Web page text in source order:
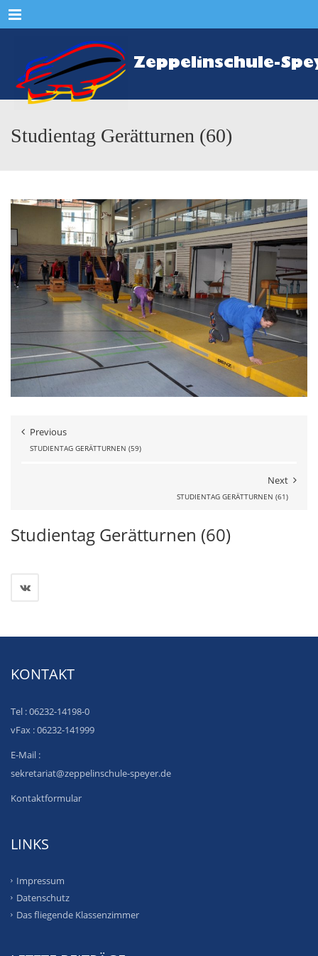
Menu
Studientag Gerätturnen (60)
Previous
STUDIENTAG GERÄTTURNEN (59)
Next
STUDIENTAG GERÄTTURNEN (61)
Studientag Gerätturnen (60)
KONTAKT
Tel : 06232-14198-0
vFax : 06232-141999
E-Mail :
sekretariat@zeppelinschule-speyer.de
Kontaktformular
LINKS
Impressum
Datenschutz
Das fliegende Klassenzimmer